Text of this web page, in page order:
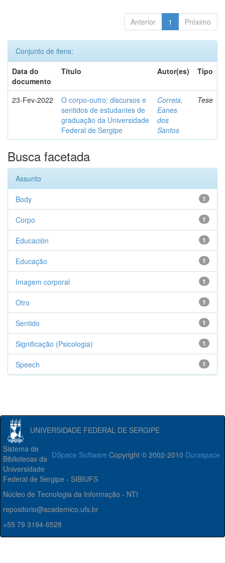
Anterior 1 Próximo
Conjunto de itens:
Data do
documento
Título Autor(es) Tipo
23-Fev-2022
O corpo-outro: discursos e
sentidos de estudantes de
graduação da Universidade
Federal de Sergipe
Correia,
Eanes
dos
Santos
Tese
Busca facetada
Assunto
1
Body
1
Corpo
1
Educación
1
Educação
1
Imagem corporal
1
Otro
1
Sentido
1
Significação (Psicologia)
1
Speech
UNIVERSIDADE FEDERAL DE SERGIPE
DSpace Software Copyright © 2002-2010 Duraspace
Sistema de
Bibliotecas da
Universidade
Federal de Sergipe - SIBIUFS
Núcleo de Tecnologia da Informação - NTI
repositorio@academico.ufs.br
+55 79 3194-6528